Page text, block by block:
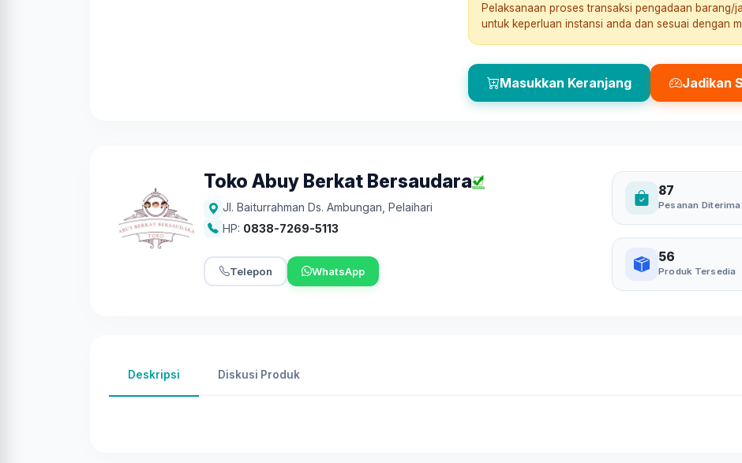
Pelaksanaan proses transaksi pengadaan barang/
untuk keperluan instansi anda dan sesuai dengan
Masukkan Keranjang Jadikan
Toko Abuy Berkat Bersaudara
Jl. Baiturrahman Ds. Ambungan Pelaihari
HP: 0838-7269-5113
Telepon WhatsApp
87
Pesanan Diterima
56
Produk Tersedia
Deskripsi Diskusi Produk